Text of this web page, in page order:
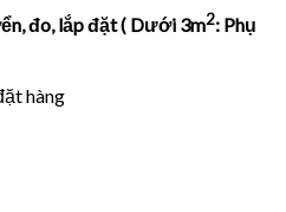
đo, lắp đặt ( Dưới 3m2: Phụ
hàng